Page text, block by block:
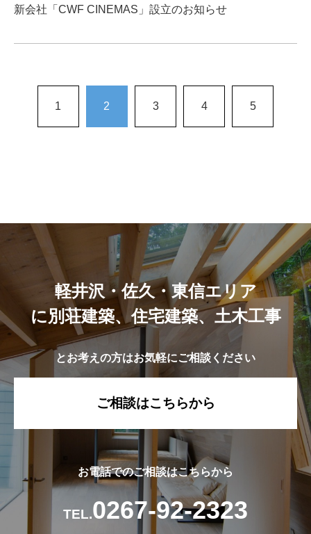
新会社「CWF CINEMAS」設立のお知らせ
1 2 3 4 5
軽井沢・佐久・東信エリア
に別荘建築、住宅建築、土木工事
とお考えの方はお気軽にご相談ください
ご相談はこちらから
お電話でのご相談はこちらから
TEL.0267-92-2323